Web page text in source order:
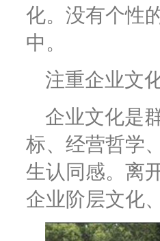
化。没有个性
中。
注重企业文
企业文化是
标、经营哲学
生认同感。离
企业阶层文化